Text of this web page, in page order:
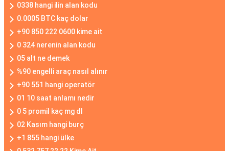
0338 hangi ilin alan kodu
0.0005 BTC kaç dolar
+90 850 222 0600 kime ait
0 324 nerenin alan kodu
05 alt ne demek
%90 engelli araç nasıl alınır
+90 551 hangi operatör
01 10 saat anlamı nedir
0 5 promil kaç mg dl
02 Kasım hangi burç
+1 855 hangi ülke